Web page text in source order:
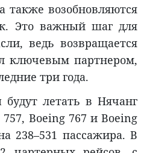
также возобновляются
Это важный шаг для
ведь возвращается
ключевым партнером,
три года.
будут летать в Нячанг
Boeing 767 и Boeing
238–531 пассажира. В